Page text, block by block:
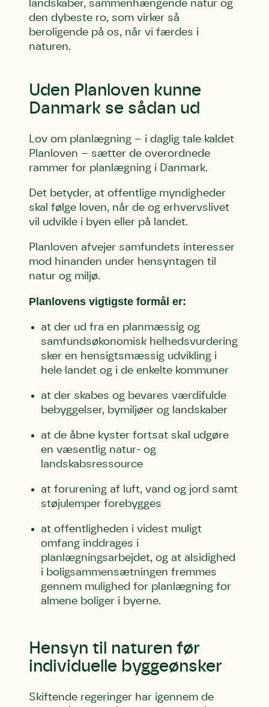
landskaber, sammenhængende natur og
den dybeste ro, som virker så
beroligende på os, når vi færdes i
naturen.
Uden Planloven kunne
Danmark se sådan ud
Lov om planlægning – i daglig tale kaldet
Planloven – sætter de overordnede
rammer for planlægning i Danmark.
Det betyder, at offentlige myndigheder
skal følge loven, når de og erhvervslivet
vil udvikle i byen eller på landet.
Planloven afvejer samfundets interesser
mod hinanden under hensyntagen til
natur og miljø.
Planlovens vigtigste formål er:
at der ud fra en planmæssig og
samfundsøkonomisk helhedsvurdering
sker en hensigtsmæssig udvikling i
hele landet og i de enkelte kommuner
at der skabes og bevares værdifulde
bebyggelser, bymiljøer og landskaber
at de åbne kyster fortsat skal udgøre
en væsentlig natur- og
landskabsressource
at forurening af luft, vand og jord samt
støjulemper forebygges
at offentligheden i videst muligt
omfang inddrages i
planlægningsarbejdet, og at alsidighed
i boligsammensætningen fremmes
gennem mulighed for planlægning for
almene boliger i byerne.
Hensyn til naturen før
individuelle byggeønsker
Skiftende regeringer har igennem de